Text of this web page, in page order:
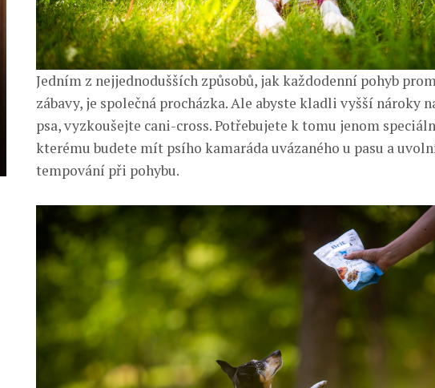
Jedním z nejjednodušších způsobů, jak každodenní pohyb
zábavy, je společná procházka. Ale abyste kladli vyšší nároky
psa, vyzkoušejte cani-cross. Potřebujete k tomu jenom
kterému budete mít psího kamaráda uvázaného u pasu a
tempování při pohybu.